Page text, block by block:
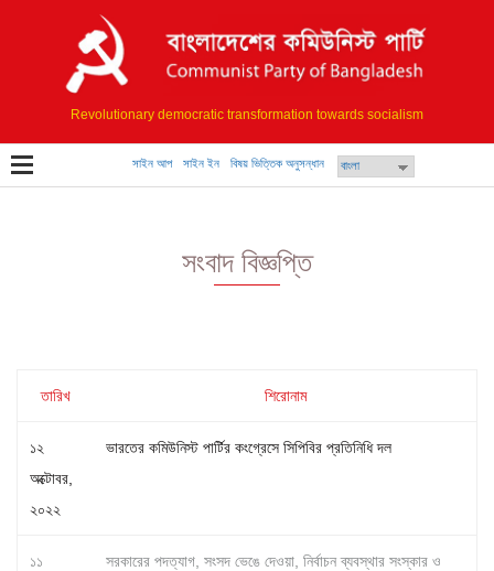
Revolutionary democratic transformation towards socialism
সাইন আপ সাইন ইন বিষয় ভিত্তিক অনুসন্ধান
সংবাদ বিজ্ঞপ্তি
তারিখ শিরোনাম
১২
অক্টোবর,
২০২২
ভারতের কমিউনিস্ট পার্টির কংগ্রেসে সিপিবির প্রতিনিধি দল
১১
সরকারের পদত্যাগ, সংসদ ভেঙে দেওয়া, নির্বাচন ব্যবস্থার সংস্কার ও